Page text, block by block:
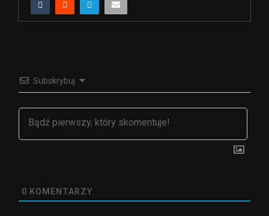
Subskrybuj
0 KOMENTARZY